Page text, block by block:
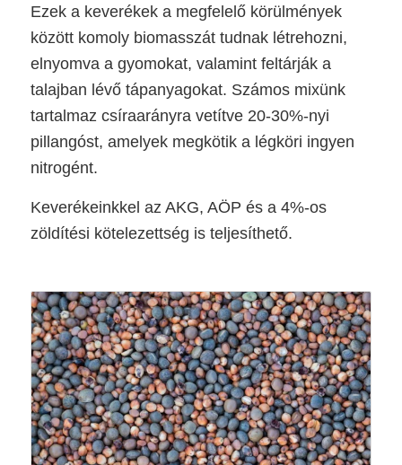
Ezek a keverékek a megfelelő körülmények
között komoly biomasszát tudnak létrehozni,
elnyomva a gyomokat, valamint feltárják a
talajban lévő tápanyagokat. Számos mixünk
tartalmaz csíraarányra vetítve 20-30%-nyi
pillangóst, amelyek megkötik a légköri ingyen
nitrogént.
Keverékeinkkel az AKG, AÖP és a 4%-os
zöldítési kötelezettség is teljesíthető.